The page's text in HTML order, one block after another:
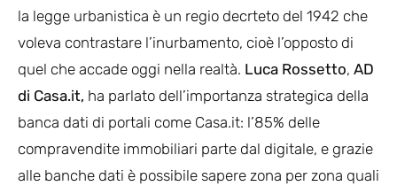
la legge urbanistica è un regio decrteto del 1942 che
voleva contrastare l’inurbamento, cioè l’opposto di
quel che accade oggi nella realtà. Luca Rossetto, AD
di Casa.it, ha parlato dell’importanza strategica della
banca dati di portali come Casa.it: l’85% delle
compravendite immobiliari parte dal digitale, e grazie
alle banche dati è possibile sapere zona per zona quali